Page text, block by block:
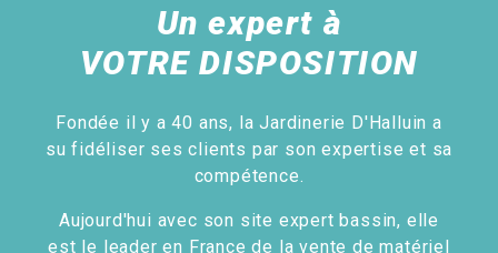
Un expert à
VOTRE DISPOSITION
Fondée il y a 40 ans, la Jardinerie D'Halluin a
su fidéliser ses clients par son expertise et sa
compétence.
Aujourd'hui avec son site expert bassin, elle
est le leader en France de la vente de matériel